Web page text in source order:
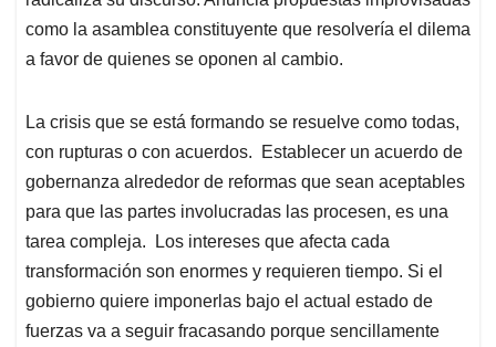
como la asamblea constituyente que resolvería el dilema
a favor de quienes se oponen al cambio.
La crisis que se está formando se resuelve como todas,
con rupturas o con acuerdos. Establecer un acuerdo de
gobernanza alrededor de reformas que sean aceptables
para que las partes involucradas las procesen, es una
tarea compleja. Los intereses que afecta cada
transformación son enormes y requieren tiempo. Si el
gobierno quiere imponerlas bajo el actual estado de
fuerzas va a seguir fracasando porque sencillamente